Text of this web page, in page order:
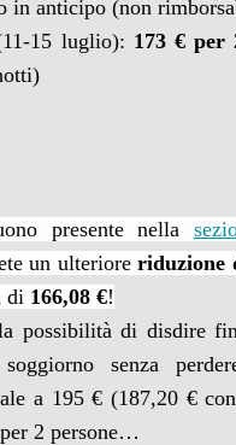
in anticipo (non
15 luglio): 173 € per
presente nella
un ulterioreriduzione
di 166,08 €!
possibilità di disdire
senza
a 195 € (187,20 €
2 persone…